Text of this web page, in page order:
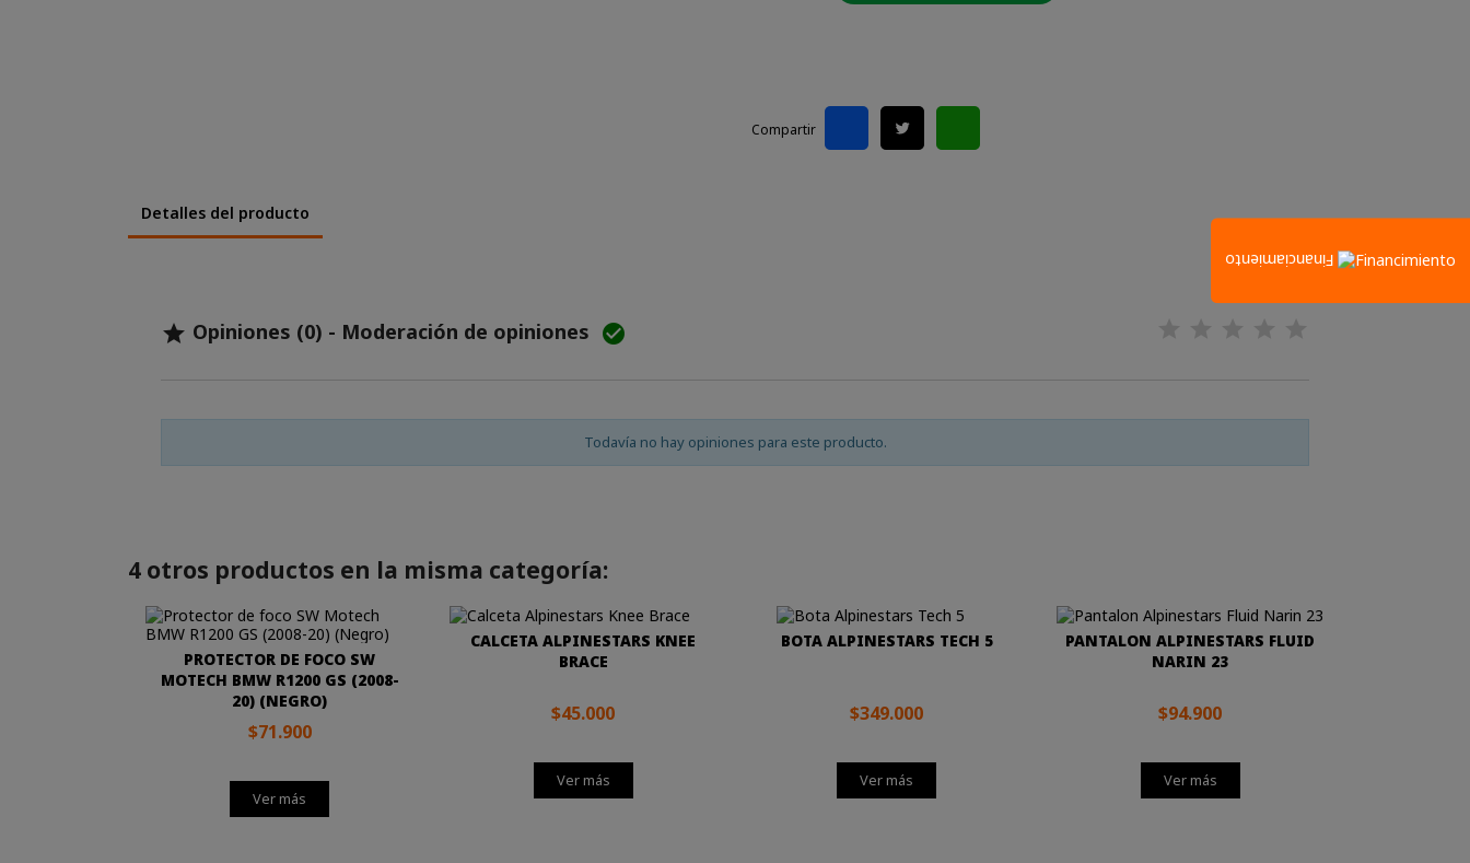
Compartir
Detalles del producto
 Opiniones (0) - Moderación de opiniones 
Todavía no hay opiniones para este producto.
4 otros productos en la misma categoría:
PROTECTOR DE FOCO SW
MOTECH BMW R1200 GS (2008-
20) (NEGRO)
$71.900
Ver más
CALCETA ALPINESTARS KNEE
BRACE
$45.000
Ver más
BOTA ALPINESTARS TECH 5
$349.000
Ver más
PANTALON ALPINESTARS FLUID
NARIN 23
$94.900
Ver más
Financiamiento